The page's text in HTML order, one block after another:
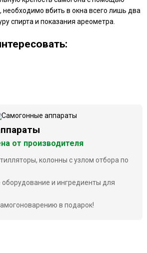
необходимо вбить в окна всего лишь два
спирта и показания ареометра.
от производителя
колонны с узлом отбора по
и ингредиенты для
в подарок!